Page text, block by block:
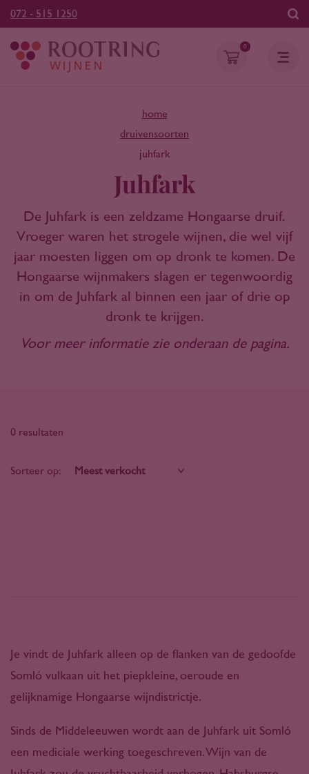
072 - 515 1250
0
home
druivensoorten
juhfark
Juhfark
De Juhfark is een zeldzame Hongaarse druif.
Vroeger waren het strogele wijnen, die wel vijf
jaar moesten liggen om op dronk te komen. De
Hongaarse wijnmakers slagen er tegenwoordig
in om de Juhfark al binnen een jaar of drie op
dronk te krijgen.
Voor meer informatie zie onderaan de pagina.
0 resultaten
Sorteer op:
Je vindt de Juhfark alleen op de flanken van de gedoofde
Somló vulkaan uit het piepkleine, oeroude en
gelijknamige Hongaarse wijndistrictje.
Sinds de Middeleeuwen wordt aan de Juhfark uit Somló
een mediciale werking toegeschreven. Wijn van de